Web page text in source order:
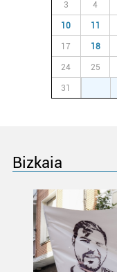
3 4
10 11
17 18
24 25
31
Bizkaia